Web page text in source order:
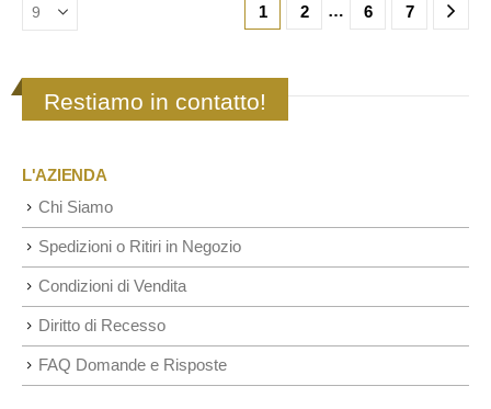
1 2 … 6 7
Restiamo in contatto!
L'AZIENDA
Chi Siamo
Spedizioni o Ritiri in Negozio
Condizioni di Vendita
Diritto di Recesso
FAQ Domande e Risposte